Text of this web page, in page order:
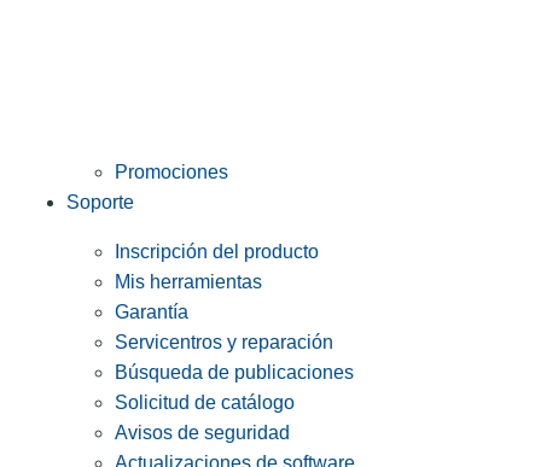
Promociones
Soporte
Inscripción del producto
Mis herramientas
Garantía
Servicentros y reparación
Búsqueda de publicaciones
Solicitud de catálogo
Avisos de seguridad